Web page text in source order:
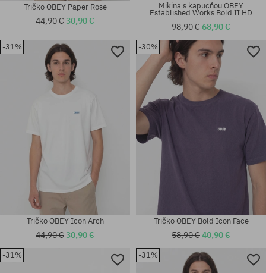
Tričko OBEY Paper Rose
44,90 €30,90 €
Dostupné veľkosti:
Mikina s kapucňou OBEY
Established Works Bold II HD
98,90 €68,90 €
-31%
Tričko OBEY Icon Arch
44,90 €30,90 €
-30%
Tričko OBEY Bold Icon Face
58,90 €40,90 €
-31% -31%